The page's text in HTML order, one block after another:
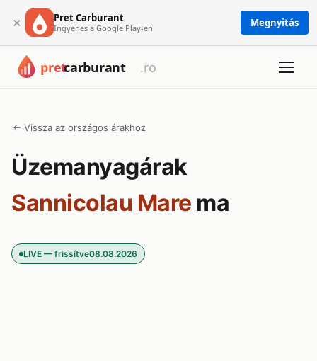
× Pret Carburant
Ingyenes a Google Play-en Megnyitás
← Vissza az országos árakhoz
Üzemanyagárak
Sannicolau Mare ma
LIVE — frissítve08.08.2026